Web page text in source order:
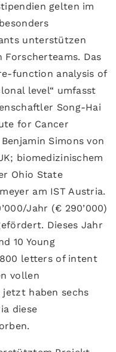
gelten im
unterstützen
Forscherteams. Das
function analysis of
level“ umfasst
Song-Hai
for Cancer
Simons von
biomedizinischem
Ohio State
am IST Austria.
Jahr (€ 290’000)
Dieses Jahr
10 Young
letters of intent
vollen
jetzt haben sechs
diese